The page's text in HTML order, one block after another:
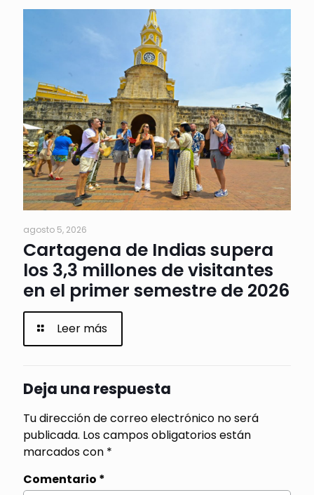
agosto 5, 2026
Cartagena de Indias supera
los 3,3 millones de visitantes
en el primer semestre de 2026
Leer más
Deja una respuesta
Tu dirección de correo electrónico no será
publicada. Los campos obligatorios están
marcados con *
Comentario *